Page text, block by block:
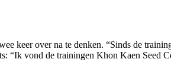
keer over na te denken. “Sinds de
“Ik vond de trainingen Khon Kaen Seed